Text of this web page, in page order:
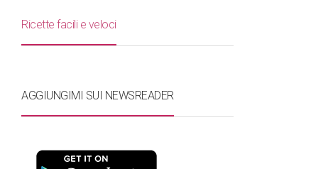
Ricette facili e veloci
AGGIUNGIMI SUI NEWSREADER